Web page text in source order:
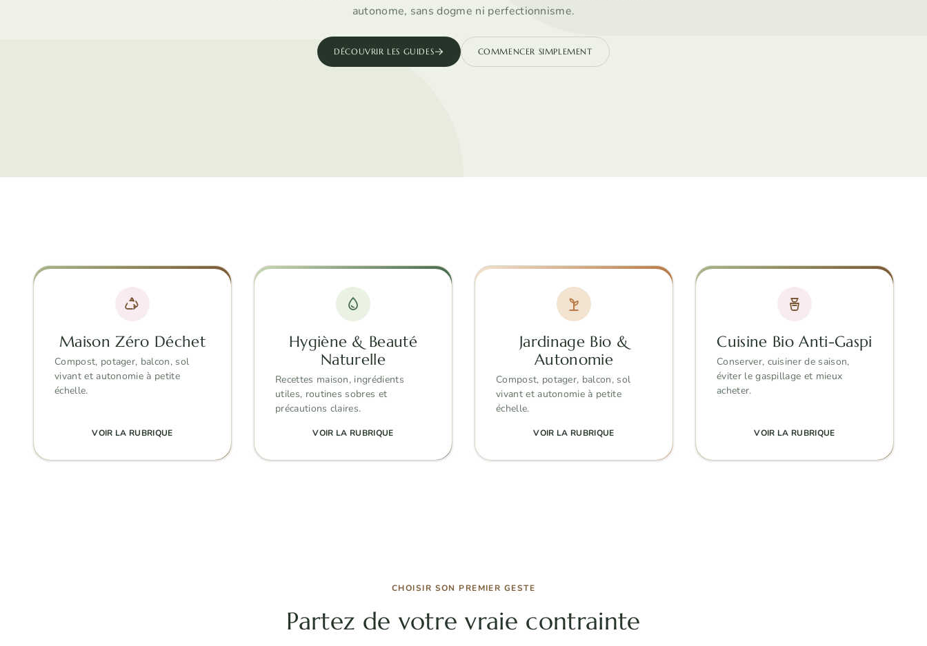
autonome, sans dogme ni perfectionnisme.
DÉCOUVRIR LES GUIDES COMMENCER SIMPLEMENT
Maison Zéro Déchet
Compost, potager, balcon, sol
vivant et autonomie à petite
échelle.
VOIR LA RUBRIQUE
Hygiène & Beauté
Naturelle
Recettes maison, ingrédients
utiles, routines sobres et
précautions claires.
VOIR LA RUBRIQUE
Jardinage Bio &
Autonomie
Compost, potager, balcon, sol
vivant et autonomie à petite
échelle.
VOIR LA RUBRIQUE
Cuisine Bio Anti-Gaspi
Conserver, cuisiner de saison,
éviter le gaspillage et mieux
acheter.
VOIR LA RUBRIQUE
CHOISIR SON PREMIER GESTE
Partez de votre vraie contrainte